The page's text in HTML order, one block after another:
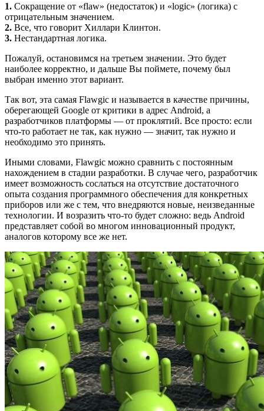
1. Сокращение от «flaw» (недостаток) и «logic» (логика) с
отрицательным значением.
2. Все, что говорит Хиллари Клинтон.
3. Нестандартная логика.
Пожалуй, остановимся на третьем значении. Это будет
наиболее корректно, и дальше Вы поймете, почему был
выбран именно этот вариант.
Так вот, эта самая Flawgic и называется в качестве причины,
оберегающей Google от критики в адрес Android, а
разработчиков платформы — от проклятий. Все просто: если
что-то работает не так, как нужно — значит, так нужно и
необходимо это принять.
Иными словами, Flawgic можно сравнить с постоянным
нахождением в стадии разработки. В случае чего, разработчик
имеет возможность сослаться на отсутствие достаточного
опыта создания программного обеспечения для конкретных
приборов или же с тем, что внедряются новые, неизведанные
технологии. И возразить что-то будет сложно: ведь Android
представляет собой во многом инновационный продукт,
аналогов которому все же нет.